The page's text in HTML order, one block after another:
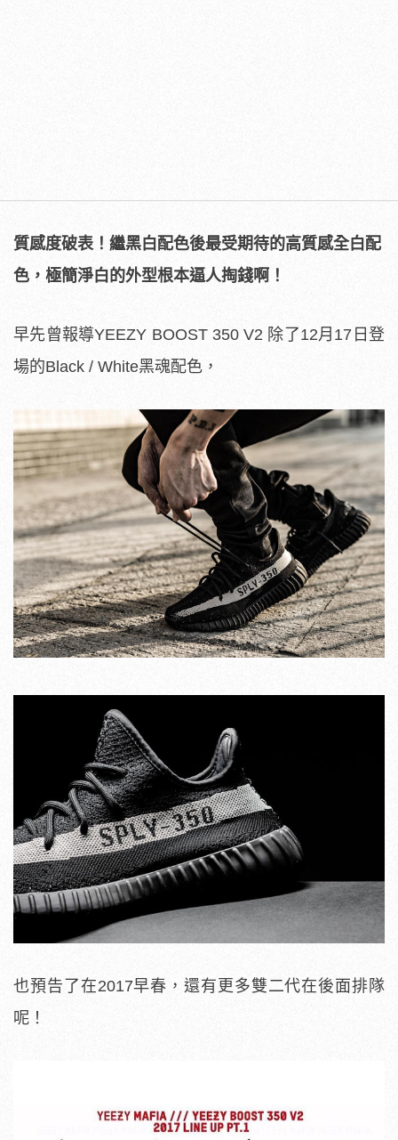
質感度破表！繼黑白配色後最受期待的高質感全白配
色，極簡淨白的外型根本逼人掏錢啊！
早先曾報導YEEZY BOOST 350 V2 除了12月17日登
場的Black / White黑魂配色，
也預告了在2017早春，還有更多雙二代在後面排隊
呢！